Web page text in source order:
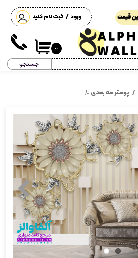
ورود / ثبت نام کنید
۰
جستجو
پوستر سه بعدی